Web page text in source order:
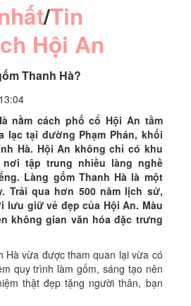
/Tin
Hội An
Thanh Hà?
nằm cách phố cổ Hội An tầm
lạc tại đường Phạm Phán, khối
Hà. Hội An không chỉ có khu
tập trung nhiều làng nghề
Làng gốm Thanh Hà là một
Trải qua hơn 500 năm lịch sử,
lưu giữ vẻ đẹp của Hội An. Màu
không gian văn hóa đặc trưng
Hà vừa được tham quan lại vừa có
quy trình làm gốm, sáng tạo nên
thật đẹp tặng người thân, bạn